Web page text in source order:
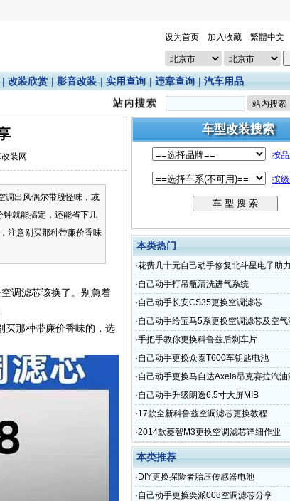
设为首页 加入收藏 繁體中文
|改装欣赏 |影音改装 |实用查询 |违章查询 |汽车用品
装网
调出风偶尔带股怪味，或
就能搞定，还能省下几
注意别买那种带廉价香味
调滤芯该换了。别急着
那种带廉价香味的，选
本类热门
·花费几十元自己动手修复北斗星电子助力
·自己动手打吊瓶清洗进气系统
·自己动手长安CS35更换空调滤芯
·自己动手给宝马5系更换空调滤芯及空气
·手把手教你更换科鲁兹后刹车片
·自己动手更换众泰T600车钥匙电池
·自己动手更换马自达Axela昂克赛拉汽油
·自己动手升级朗逸6.5寸大屏MIB
·17款全新科鲁兹空调滤芯更换教程
·2014款菱智M3更换空调滤芯详细作业
本类推荐
· DIY更换探险者胎压传感器电池
·自己动手更换奕派008空调滤芯分享